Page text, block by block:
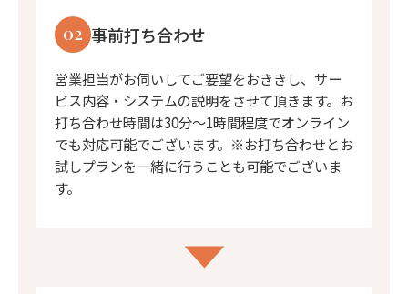
02 事前打ち合わせ
営業担当がお伺いしてご要望をおききし、サー
ビス内容・システムの説明をさせて頂きます。お
打ち合わせ時間は30分〜1時間程度でオンライン
でも対応可能でございます。※お打ち合わせとお
試しプランを一緒に行うことも可能でございま
す。